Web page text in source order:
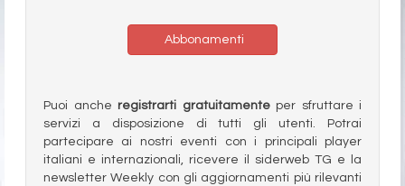
Abbonamenti
Puoi anche registrarti gratuitamenteper sfruttare i
servizi a disposizione di tutti gli utenti. Potrai
partecipare ai nostri eventi con i principali player
italiani e internazionali, ricevere il siderweb TG e la
newsletter Weekly con gli aggiornamenti più rilevanti